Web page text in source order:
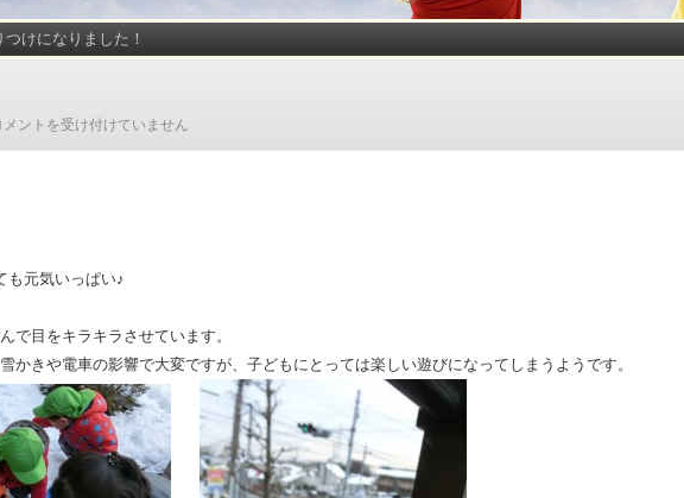
けになりました！
メントを受け付けていません
も元気いっぱい♪
で目をキラキラさせています。
かきや電車の影響で大変ですが、子どもにとっては楽しい遊びになってしまうようです。